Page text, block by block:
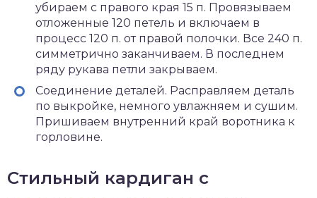
убираем с правого края 15 п. Провязываем
отложенные 120 петель и включаем в
процесс 120 п. от правой полочки. Все 240 п.
симметрично заканчиваем. В последнем
ряду рукава петли закрываем.
Соединение деталей. Расправляем деталь
по выкройке, немного увлажняем и сушим.
Пришиваем внутренний край воротника к
горловине.
Стильный кардиган с